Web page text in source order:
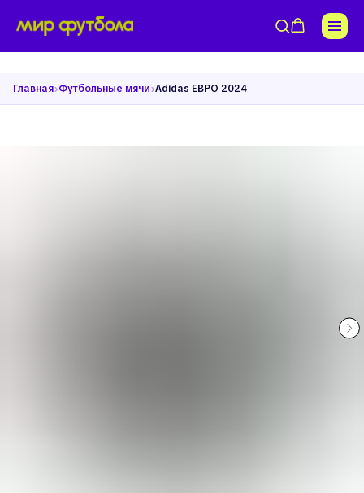
Главная›Футбольные мячи›Adidas ЕВРО 2024